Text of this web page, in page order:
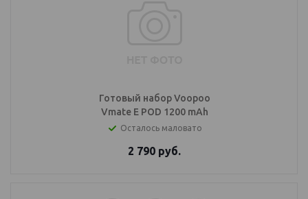
Готовый набор Voopoo
Vmate E POD 1200 mAh
Осталось маловато
2 790 руб.